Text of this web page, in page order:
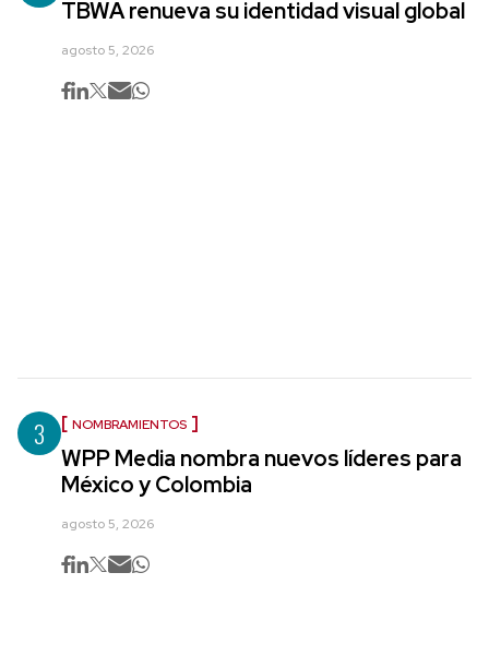
TBWA renueva su identidad visual global
agosto 5, 2026
3 NOMBRAMIENTOS
WPP Media nombra nuevos líderes para
México y Colombia
agosto 5, 2026